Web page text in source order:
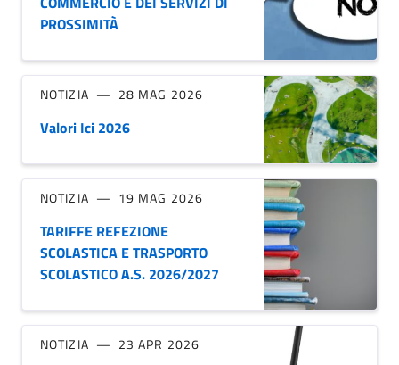
PROSSIMITÀ
NOTIZIA 28 MAG 2026
Valori Ici 2026
NOTIZIA 19 MAG 2026
TARIFFE REFEZIONE
SCOLASTICA E TRASPORTO
SCOLASTICO A.S. 2026/2027
NOTIZIA 23 APR 2026